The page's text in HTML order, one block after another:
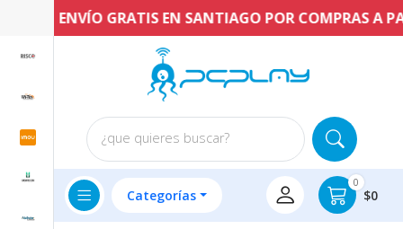
ENVÍO GRATIS EN SANTIAGO POR COMPRAS A
¿que quieres buscar?
Categorías
0
$0